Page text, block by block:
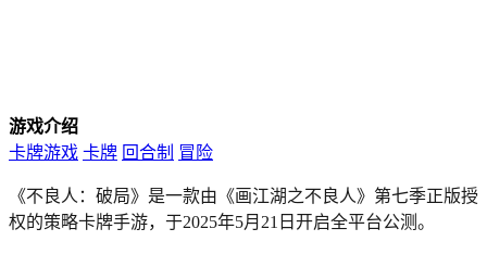
游戏介绍
卡牌游戏 卡牌 回合制 冒险
《不良人：破局》是一款由《画江湖之不良人》第七季正版授
权的策略卡牌手游，于2025年5月21日开启全平台公测。